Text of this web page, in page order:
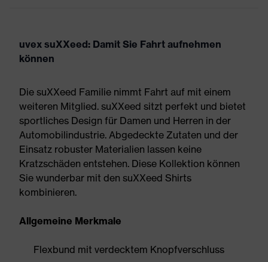
uvex suXXeed: Damit Sie Fahrt aufnehmen
können
Die suXXeed Familie nimmt Fahrt auf mit einem
weiteren Mitglied. suXXeed sitzt perfekt und bietet
sportliches Design für Damen und Herren in der
Automobilindustrie. Abgedeckte Zutaten und der
Einsatz robuster Materialien lassen keine
Kratzschäden entstehen. Diese Kollektion können
Sie wunderbar mit den suXXeed Shirts
kombinieren.
Allgemeine Merkmale
Flexbund mit verdecktem Knopfverschluss